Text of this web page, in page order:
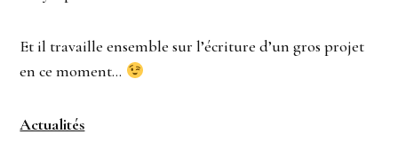
Et il travaille ensemble sur l’écriture d’un gros projet
en ce moment…
Actualités